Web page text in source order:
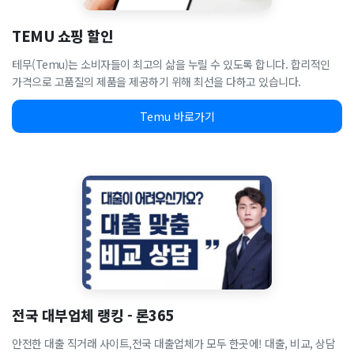
TEMU 쇼핑 할인
테무(Temu)는 소비자들이 최고의 삶을 누릴 수 있도록 합니다. 합리적인
가격으로 고품질의 제품을 제공하기 위해 최선을 다하고 있습니다.
Temu 바로가기
전국 대부업체 랭킹 - 론365
안전한 대출 직거래 사이트,전국 대출업체가 모두 한곳에! 대출, 비교, 상담